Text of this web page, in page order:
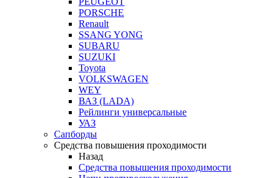
PORSCHE
Renault
SSANG YONG
SUBARU
SUZUKI
Toyota
VOLKSWAGEN
WEY
ВАЗ (LADA)
Рейлинги универсальные
УАЗ
Сапборды
Средства повышения проходимости
Назад
Средства повышения проходимости